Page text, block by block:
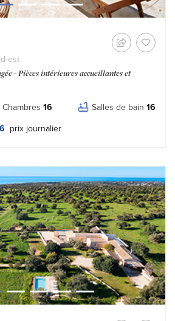
est
- Pièces intérieures accueillantes et
Chambres 16 Salles de bain 16
Tipo prezzo:
prix journalier